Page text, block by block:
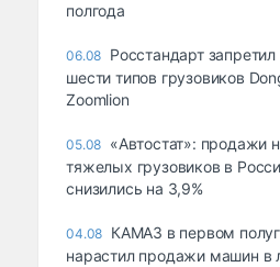
полгода
06.08 Росстандарт
шести типов грузовиков
Zoomlion
05.08 «Автостат»: продажи
тяжелых грузовиков в
снизились на 3,9%
04.08 КАМАЗ в первом
нарастил продажи машин в